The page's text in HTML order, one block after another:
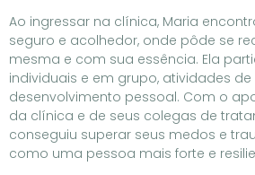
Ao ingressar na clínica, Maria
seguro e acolhedor, onde pôde se
mesma e com sua essência. Ela
individuais e em grupo, atividades
desenvolvimento pessoal. Com o
da clínica e de seus colegas de
conseguiu superar seus medos e
como uma pessoa mais forte e